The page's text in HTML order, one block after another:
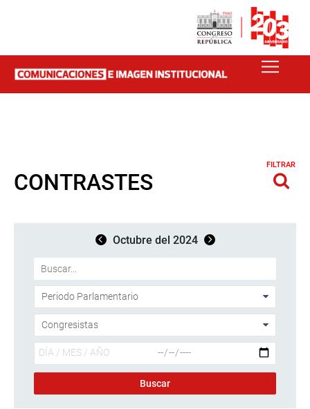
CONTRASTES
FILTRAR
Octubre del 2024